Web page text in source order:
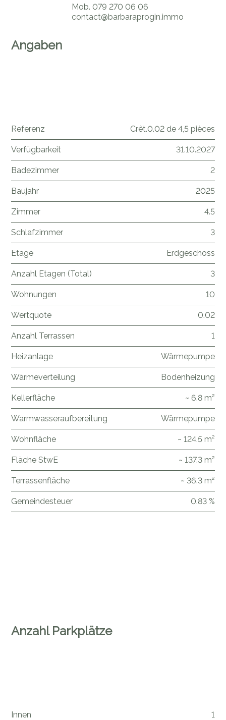
Mob. 079 270 06 06
contact@barbaraprogin.immo
Angaben
Referenz Crêt.0.02 de 4,5 pièces
Verfügbarkeit 31.10.2027
Badezimmer 2
Baujahr 2025
Zimmer 4.5
Schlafzimmer 3
Etage Erdgeschoss
Anzahl Etagen (Total) 3
Wohnungen 10
Wertquote 0.02
Anzahl Terrassen 1
Heizanlage Wärmepumpe
Wärmeverteilung Bodenheizung
Kellerfläche ~ 6.8 m²
Warmwasseraufbereitung Wärmepumpe
Wohnfläche ~ 124.5 m²
Fläche StwE ~ 137.3 m²
Terrassenfläche ~ 36.3 m²
Gemeindesteuer 0.83 %
Anzahl Parkplätze
Innen 1